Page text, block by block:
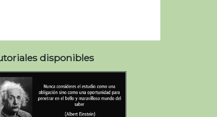
disponibles